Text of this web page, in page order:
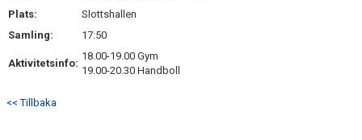
USM
Plats:
Slottshallen
Samling:
17:50
Aktivitetsinfo:
18.00-19.00 Gym
19.00-20.30 Handboll
<< Tillbaka